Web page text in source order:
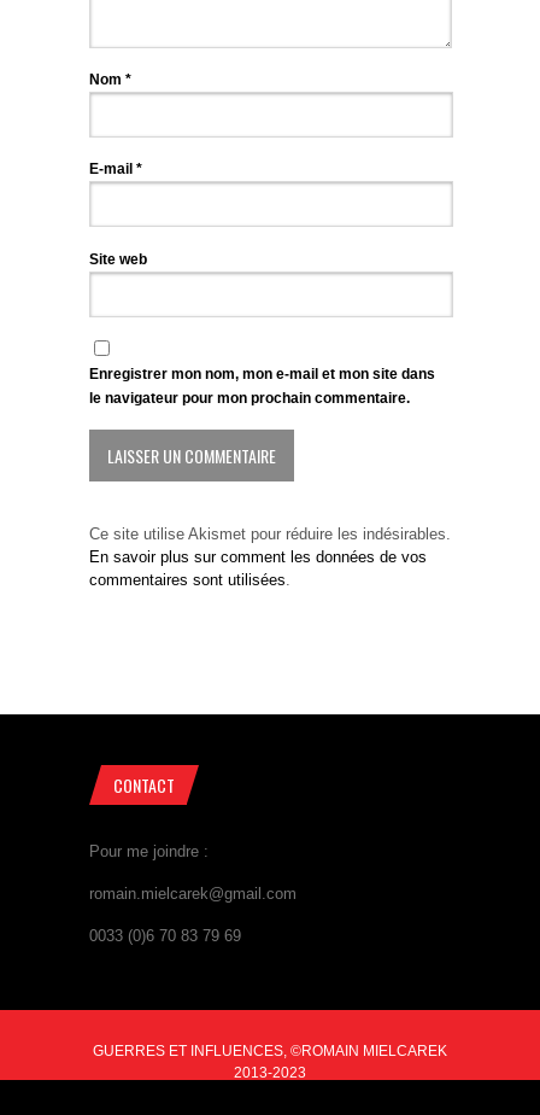
Nom *
E-mail *
Site web
Enregistrer mon nom, mon e-mail et mon site dans
le navigateur pour mon prochain commentaire.
Ce site utilise Akismet pour réduire les indésirables.
En savoir plus sur comment les données de vos
commentaires sont utilisées
CONTACT
Pour me joindre :
romain.mielcarek@gmail.com
0033 (0)6 70 83 79 69
GUERRES ET INFLUENCES, ©ROMAIN MIELCAREK
2013-2023